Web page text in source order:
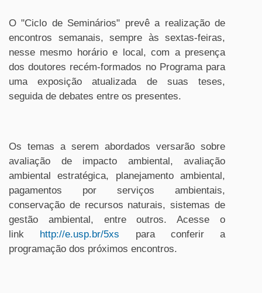
O "Ciclo de Seminários" prevê a realização de
encontros semanais, sempre às sextas-feiras,
nesse mesmo horário e local, com a presença
dos doutores recém-formados no Programa para
uma exposição atualizada de suas teses,
seguida de debates entre os presentes.
Os temas a serem abordados versarão sobre
avaliação de impacto ambiental, avaliação
ambiental estratégica, planejamento ambiental,
pagamentos por serviços ambientais,
conservação de recursos naturais, sistemas de
gestão ambiental, entre outros. Acesse o
link http://e.usp.br/5xs para conferir a
programação dos próximos encontros.